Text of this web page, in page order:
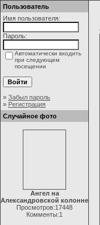
Пользователь
Имя пользователя:
Пароль:
Автоматически входить
при следующем
посещении
» Забыл пароль
» Регистрация
Случайное фото
Ангел на
Александровской колонне
Просмотров:17448
Комменты:1